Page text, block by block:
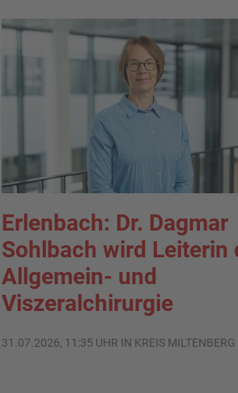
Erlenbach: Dr. Dagmar
Sohlbach wird Leiterin
Allgemein- und
Viszeralchirurgie
31.07.2026, 11:35 UHR IN KREIS MILTENBERG